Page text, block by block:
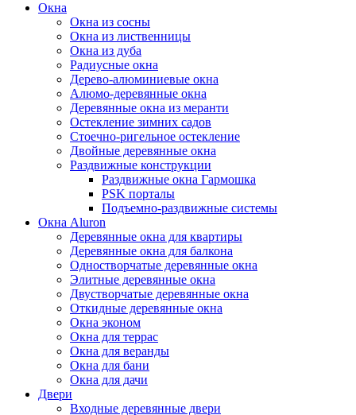
Окна
Окна из сосны
Окна из лиственницы
Окна из дуба
Радиусные окна
Дерево-алюминиевые окна
Алюмо-деревянные окна
Деревянные окна из меранти
Остекление зимних садов
Стоечно-ригельное остекление
Двойные деревянные окна
Раздвижные конструкции
Раздвижные окна Гармошка
PSK порталы
Подъемно-раздвижные системы
Окна Aluron
Деревянные окна для квартиры
Деревянные окна для балкона
Одностворчатые деревянные окна
Элитные деревянные окна
Двустворчатые деревянные окна
Откидные деревянные окна
Окна эконом
Окна для террас
Окна для веранды
Окна для бани
Окна для дачи
Двери
Входные деревянные двери